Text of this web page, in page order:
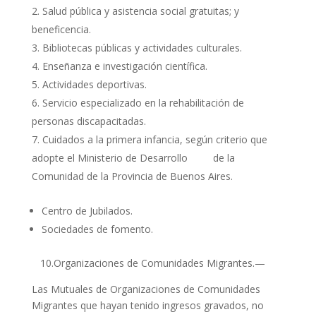
Salud pública y asistencia social gratuitas; y
beneficencia.
Bibliotecas públicas y actividades culturales.
Enseñanza e investigación científica.
Actividades deportivas.
Servicio especializado en la rehabilitación de
personas discapacitadas.
Cuidados a la primera infancia, según criterio que
adopte el Ministerio de Desarrollo de la
Comunidad de la Provincia de Buenos Aires.
Centro de Jubilados.
Sociedades de fomento.
10.Organizaciones de Comunidades Migrantes.—
Las Mutuales de Organizaciones de Comunidades
Migrantes que hayan tenido ingresos gravados, no